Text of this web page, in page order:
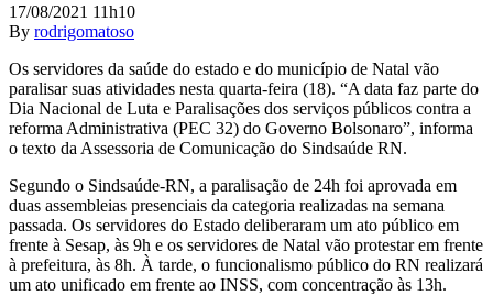
17/08/2021 11h10
By rodrigomatoso
Os servidores da saúde do estado e do município de Natal vão
paralisar suas atividades nesta quarta-feira (18). “A data faz parte do
Dia Nacional de Luta e Paralisações dos serviços públicos contra a
reforma Administrativa (PEC 32) do Governo Bolsonaro”, informa
o texto da Assessoria de Comunicação do Sindsaúde RN.
Segundo o Sindsaúde-RN, a paralisação de 24h foi aprovada em
duas assembleias presenciais da categoria realizadas na semana
passada. Os servidores do Estado deliberaram um ato público em
frente à Sesap, às 9h e os servidores de Natal vão protestar em frente
à prefeitura, às 8h. À tarde, o funcionalismo público do RN realizará
um ato unificado em frente ao INSS, com concentração às 13h.